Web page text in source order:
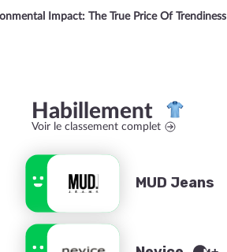
Impact: The True Price Of Trendiness
Habillement
Voir le classement complet
MUD Jeans